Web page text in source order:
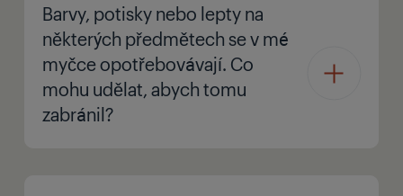
Barvy, potisky nebo lepty na
některých předmětech se v mé
myčce opotřebovávají. Co
mohu udělat, abych tomu
zabránil?